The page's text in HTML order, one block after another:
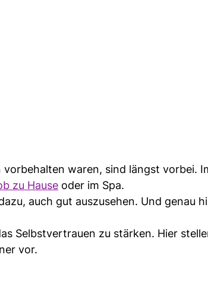
waren, sind längst vorbei.
zu Hause oder im Spa.
auch gut auszusehen. Und genau
Selbstvertrauen zu stärken. Hier
vor.